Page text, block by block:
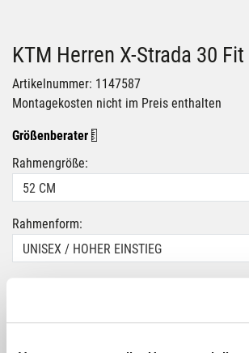
KTM Herren X-Strada 30 Fit
Artikelnummer: 1147587
Montagekosten nicht im Preis enthalten
Größenberater
Rahmengröße:
52 CM
Rahmenform:
UNISEX / HOHER EINSTIEG